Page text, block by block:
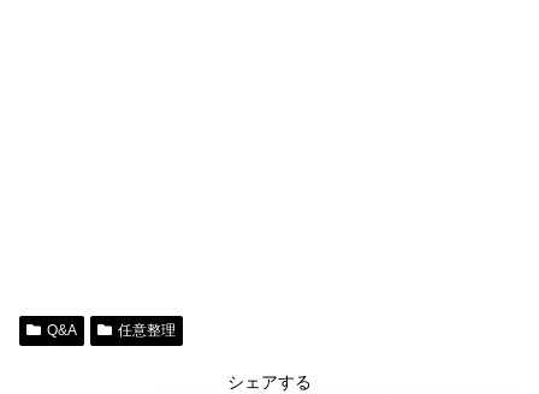
Q&A 任意整理
シェアする